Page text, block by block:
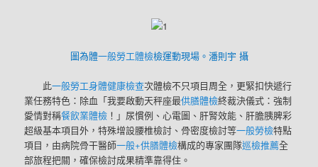
圖為體一般勞工體檢檢運動現場。潘則宇 攝
此一般勞工身體健康檢查次體檢不只項目周全，更緊扣快遞行
業任務特色：除血「我要啟動天秤座最供膳體檢終裁決儀式：強制
愛情對稱餐飲業體檢 ！」尿慣例、心電圖、肝腎效能、肝膽胰脾彩
超級基本項目外，特殊增設腰椎檢討、骨密度檢討等一般勞檢特點
項目，由病院骨干醫師一般+供膳體檢構成的專家團隊巡檢推薦全
部旅程把關，確保檢討成果精準靠得住。